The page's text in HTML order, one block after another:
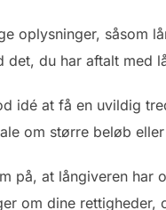
oplysninger, såsom
det, du har aftalt med
idé at få en uvildig
om større beløb
på, at långiveren har
om dine